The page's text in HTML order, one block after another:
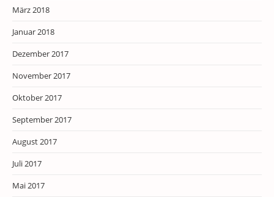
März 2018
Januar 2018
Dezember 2017
November 2017
Oktober 2017
September 2017
August 2017
Juli 2017
Mai 2017